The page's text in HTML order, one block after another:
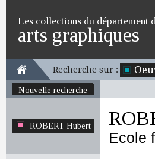
Les collections du département
arts graphiques
Recherche sur :
Nouvelle recherche
ROBERT Hubert
Ecole